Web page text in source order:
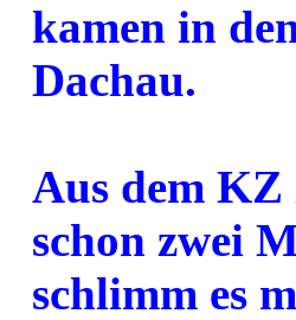
kamen in
Dachau.
Aus dem
schon zwei
schlimm es